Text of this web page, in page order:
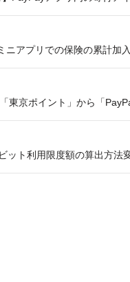
ニアプリでの保険の累計加
東京ポイント」から「
ット利用限度額の算出方法